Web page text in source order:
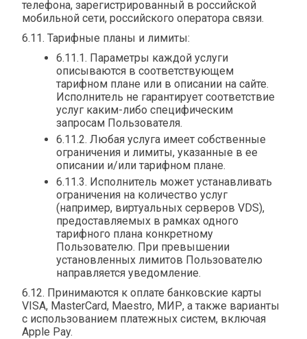
телефона, зарегистрированный в российской
мобильной сети, российского оператора связи.
6.11. Тарифные планы и лимиты:
6.11.1. Параметры каждой услуги
описываются в соответствующем
тарифном плане или в описании на сайте.
Исполнитель не гарантирует соответствие
услуг каким-либо специфическим
запросам Пользователя.
6.11.2. Любая услуга имеет собственные
ограничения и лимиты, указанные в ее
описании и/или тарифном плане.
6.11.3. Исполнитель может устанавливать
ограничения на количество услуг
(например, виртуальных серверов VDS),
предоставляемых в рамках одного
тарифного плана конкретному
Пользователю. При превышении
установленных лимитов Пользователю
направляется уведомление.
6.12. Принимаются к оплате банковские карты
VISA, MasterCard, Maestro, МИР, а также варианты
с использованием платежных систем, включая
Apple Pay.